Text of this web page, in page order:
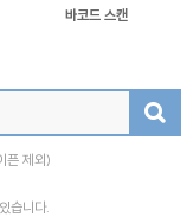
바코드 스캔
픈 제외)
습니다.